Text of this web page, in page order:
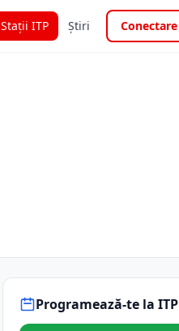
Stații ITP Știri Conectare
Programează-te la ITP